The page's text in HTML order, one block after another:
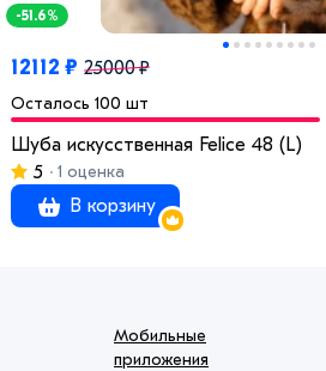
-51.6%
12112 ₽ 25000 ₽
Осталось 100 шт
Шуба искусственная Felice 48 (L)
5
1 оценка
В корзину
Мобильные
приложения